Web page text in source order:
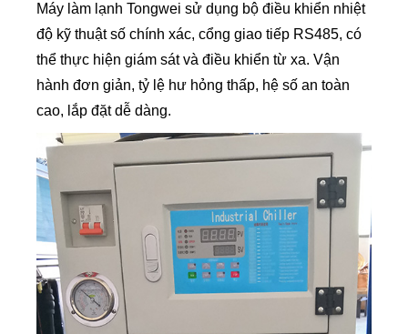
Máy làm lạnh Tongwei sử dụng bộ điều khiển nhiệt
độ kỹ thuật số chính xác, cổng giao tiếp RS485, có
thể thực hiện giám sát và điều khiển từ xa. Vận
hành đơn giản, tỷ lệ hư hỏng thấp, hệ số an toàn
cao, lắp đặt dễ dàng.